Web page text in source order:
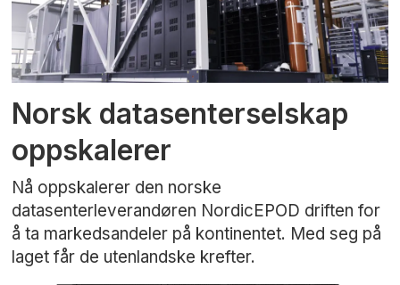
Norsk datasenterselskap
oppskalerer
Nå oppskalerer den norske
datasenterleverandøren NordicEPOD driften for
å ta markedsandeler på kontinentet. Med seg på
laget får de utenlandske krefter.